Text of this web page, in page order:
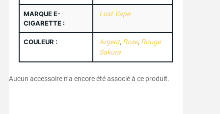
MARQUE E-
CIGARETTE :
Lost Vape
COULEUR : Argent, Rose, Rouge
Sakura
Aucun accessoire n’a encore été associé à ce produit.